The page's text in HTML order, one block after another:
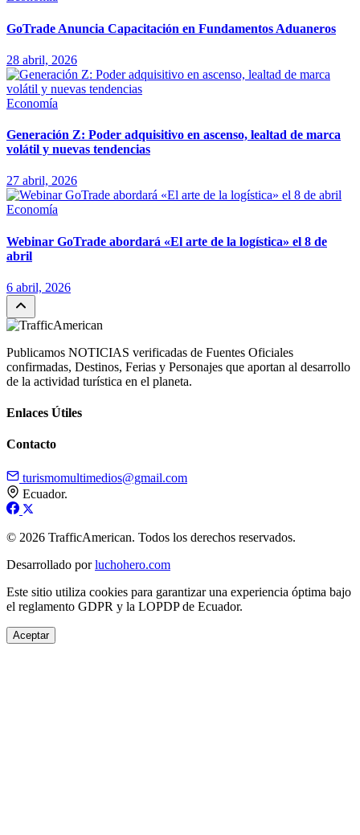
GoTrade Anuncia Capacitación en Fundamentos Aduaneros
28 abril, 2026
Economía
Generación Z: Poder adquisitivo en ascenso, lealtad de marca
volátil y nuevas tendencias
27 abril, 2026
Economía
Webinar GoTrade abordará «El arte de la logística» el 8 de
abril
6 abril, 2026
Publicamos NOTICIAS verificadas de Fuentes Oficiales
confirmadas, Destinos, Ferias y Personajes que aportan al desarrollo
de la actividad turística en el planeta.
Enlaces Útiles
Contacto
turismomultimedios@gmail.com
Ecuador.
© 2026 TrafficAmerican. Todos los derechos reservados.
Desarrollado porluchohero.com
Este sitio utiliza cookies para garantizar una experiencia óptima bajo
el reglamento GDPR y la LOPDP de Ecuador.
Aceptar